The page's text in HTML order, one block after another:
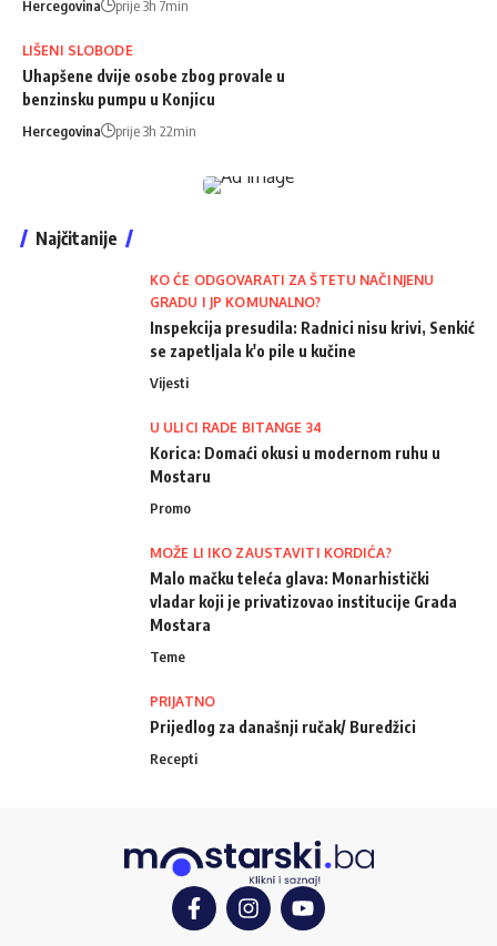
Hercegovina prije 3h 7min
LIŠENI SLOBODE
Uhapšene dvije osobe zbog provale u
benzinsku pumpu u Konjicu
Hercegovina prije 3h 22min
Najčitanije
KO ĆE ODGOVARATI ZA ŠTETU NAČINJENU
GRADU I JP KOMUNALNO?
Inspekcija presudila: Radnici nisu krivi, Senkić
se zapetljala k'o pile u kučine
Vijesti
U ULICI RADE BITANGE 34
Korica: Domaći okusi u modernom ruhu u
Mostaru
Promo
MOŽE LI IKO ZAUSTAVITI KORDIĆA?
Malo mačku teleća glava: Monarhistički
vladar koji je privatizovao institucije Grada
Mostara
Teme
PRIJATNO
Prijedlog za današnji ručak/ Buredžici
Recepti